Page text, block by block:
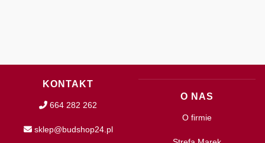
KONTAKT
664 282 262
sklep@budshop24.pl
O NAS
O firmie